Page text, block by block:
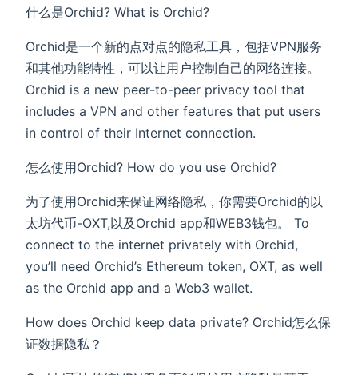
什么是Orchid? What is Orchid?
Orchid是一个新的点对点的隐私工具，包括VPN服务
和其他功能特性，可以让用户控制自己的网络连接。
Orchid is a new peer-to-peer privacy tool that
includes a VPN and other features that put users
in control of their Internet connection.
怎么使用Orchid? How do you use Orchid?
为了使用Orchid来保证网络隐私，你需要Orchid的以
太坊代币-OXT,以及Orchid app和WEB3钱包。 To
connect to the internet privately with Orchid,
you’ll need Orchid’s Ethereum token, OXT, as well
as the Orchid app and a Web3 wallet.
How does Orchid keep data private? Orchid怎么保
证数据隐私？